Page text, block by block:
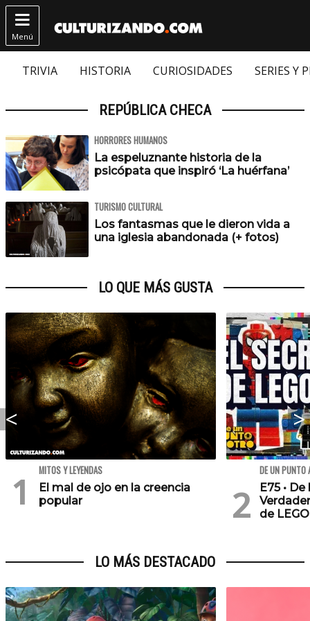

Menú
TRIVIA HISTORIA CURIOSIDADES SERIES Y
REPÚBLICA CHECA
HORRORES HUMANOS
La espeluznante historia de la
psicópata que inspiró ‘La huérfana’
TURISMO CULTURAL
Los fantasmas que le dieron vida a
una iglesia abandonada (+ fotos)
LO QUE MÁS GUSTA
MITOS Y LEYENDAS
El mal de ojo en la creencia
popular
DE UN PUNTO
E75 •
de
LO MÁS DESTACADO